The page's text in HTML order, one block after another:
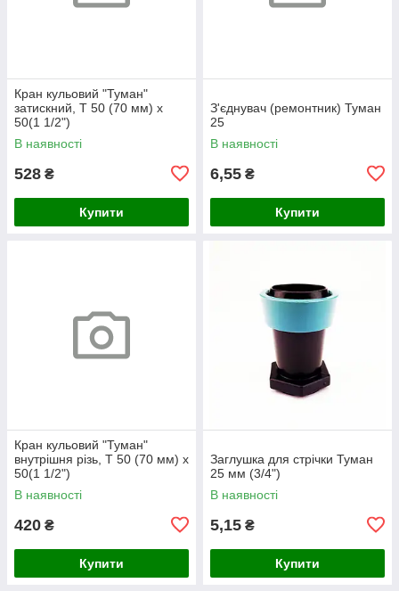
Кран кульовий "Туман"
затискний, Т 50 (70 мм) х
50(1 1/2")
В наявності
528 ₴
Купити
З'єднувач (ремонтник) Туман
25
В наявності
6,55 ₴
Купити
Кран кульовий "Туман"
внутрішня різь, Т 50 (70 мм) х
50(1 1/2")
В наявності
420 ₴
Купити
Заглушка для стрічки Туман
25 мм (3/4")
В наявності
5,15 ₴
Купити